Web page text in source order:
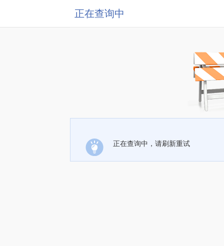
正在查询中
正在查询中，请刷新重试